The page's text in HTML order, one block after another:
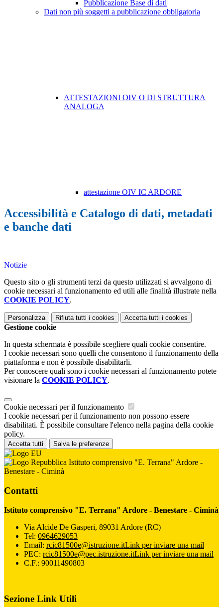
Pubblicazione Base di dati
Dati non più soggetti a pubblicazione obbligatoria
ATTESTAZIONI OIV O DI STRUTTURA
ANALOGA
attestazione OIV IC ARDORE
Accessibilità e Catalogo di dati, metadati
e banche dati
Notizie
Questo sito o gli strumenti terzi da questo utilizzati si avvalgono di
cookie necessari al funzionamento ed utili alle finalità illustrate nella
COOKIE POLICY.
Personalizza Rifiuta tutti i cookies Accetta tutti i cookies
Gestione cookie
In questa schermata è possibile scegliere quali cookie consentire.
I cookie necessari sono quelli che consentono il funzionamento della
piattaforma e non è possibile disabilitarli.
Per conoscere quali sono i cookie necessari al funzionamento potete
visionare la COOKIE POLICY.
Cookie necessari per il funzionamento
I cookie necessari per il funzionamento non possono essere
disabilitati. È possibile consultare l'elenco nella pagina della cookie
policy.
Accetta tutti Salva le preferenze
Istituto comprensivo "E. Terrana" Ardore -
Benestare - Ciminà
Contatti
Istituto comprensivo "E. Terrana" Ardore - Benestare - Ciminà
Via Alcide De Gasperi, 89031 Ardore (RC)
Tel: 0964629053
Email: rcic81500e@istruzione.itLink per inviare una mail
PEC: rcic81500e@pec.istruzione.itLink per inviare una mail
C.F.: 90011490803
Sezione Link Utili